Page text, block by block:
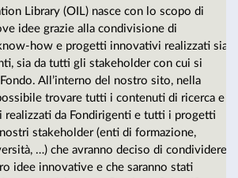
per la
cultura
Library (OIL) nasce con lo scopo di
idee grazie alla condivisione di
how e progetti innovativi realizzati sia
sia da tutti gli stakeholder con cui si
All’interno del nostro sito, nella
trovare tutti i contenuti di ricerca e
realizzati da Fondirigenti e tutti i progetti
stakeholder (enti di formazione,
…) che avranno deciso di condividere
idee innovative e che saranno stati